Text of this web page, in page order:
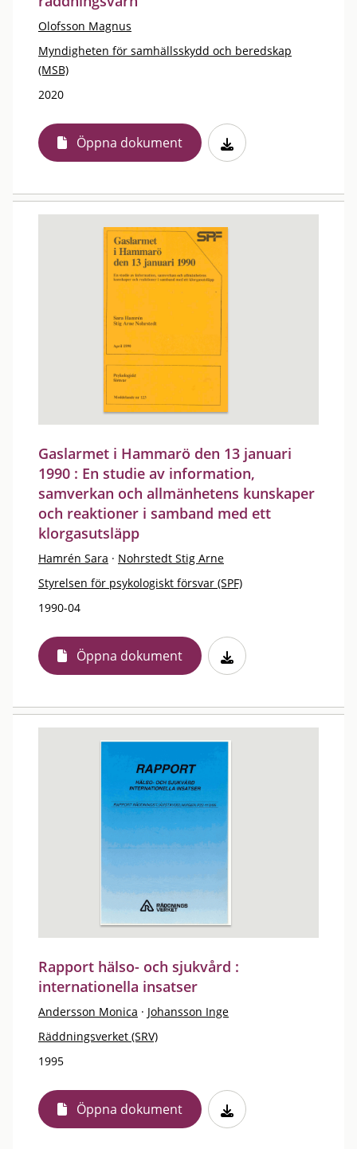
Olofsson Magnus
Myndigheten för samhällsskydd och beredskap
(MSB)
2020
Öppna dokument
Gaslarmet i Hammarö den 13 januari
1990 : En studie av information,
samverkan och allmänhetens kunskaper
och reaktioner i samband med ett
klorgasutsläpp
Hamrén Sara · Nohrstedt Stig Arne
Styrelsen för psykologiskt försvar (SPF)
1990-04
Öppna dokument
Rapport hälso- och sjukvård :
internationella insatser
Andersson Monica · Johansson Inge
Räddningsverket (SRV)
1995
Öppna dokument